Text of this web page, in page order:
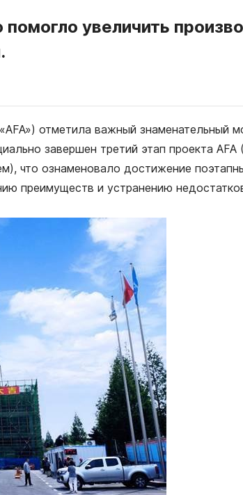
увеличить
отметила важный знаменательный
завершен третий этап проекта AFA
что ознаменовало достижение
преимуществ и устранению